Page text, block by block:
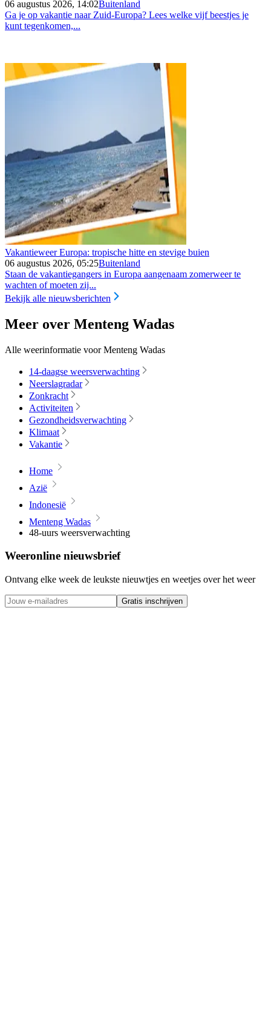
06 augustus 2026, 14:02Buitenland
Ga je op vakantie naar Zuid-Europa? Lees welke vijf beestjes je
kunt tegenkomen,...
Vakantieweer Europa: tropische hitte en stevige buien
06 augustus 2026, 05:25Buitenland
Staan de vakantiegangers in Europa aangenaam zomerweer te
wachten of moeten zij...
Bekijk alle nieuwsberichten
Meer over Menteng Wadas
Alle weerinformatie voor Menteng Wadas
14-daagse weersverwachting
Neerslagradar
Zonkracht
Activiteiten
Gezondheidsverwachting
Klimaat
Vakantie
Home
Azië
Indonesië
Menteng Wadas
48-uurs weersverwachting
Weeronline nieuwsbrief
Ontvang elke week de leukste nieuwtjes en weetjes over het weer
Gratis inschrijven